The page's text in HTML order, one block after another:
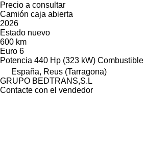
Precio a consultar
Camión caja abierta
2026
Estado nuevo
600 km
Euro 6
Potencia 440 Hp (323 kW) Combustible
España, Reus (Tarragona)
GRUPO BEDTRANS,S.L
Contacte con el vendedor